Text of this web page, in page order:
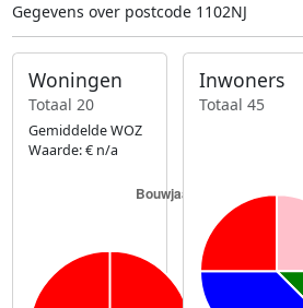
Gegevens over postcode 1102NJ
Woningen
Totaal 20
Gemiddelde WOZ
Waarde: € n/a
Inwoners
Totaal 45